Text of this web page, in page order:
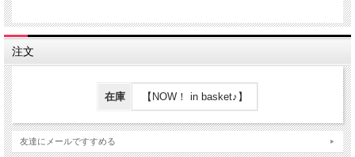
注文
在庫 【NOW！ in basket♪】
友達にメールですすめる